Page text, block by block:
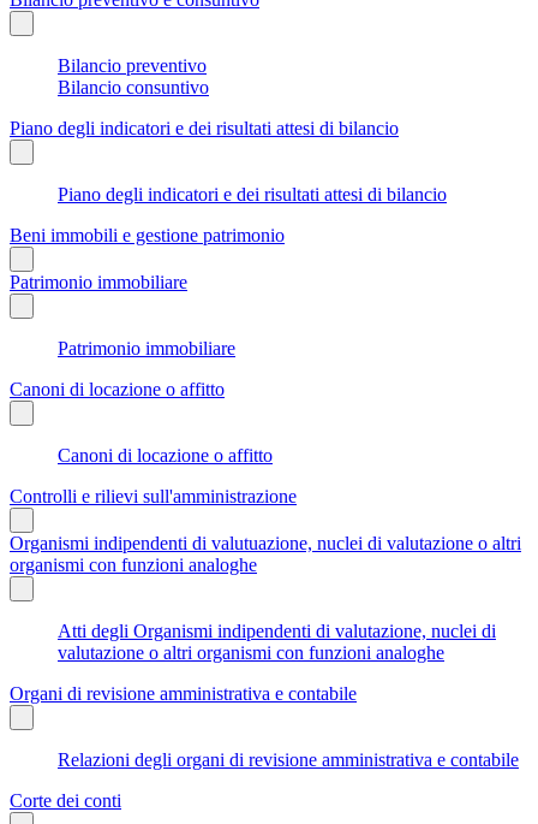
Bilancio preventivo
Bilancio consuntivo
Piano degli indicatori e dei risultati attesi di bilancio
Piano degli indicatori e dei risultati attesi di bilancio
Beni immobili e gestione patrimonio
Patrimonio immobiliare
Patrimonio immobiliare
Canoni di locazione o affitto
Canoni di locazione o affitto
Controlli e rilievi sull'amministrazione
Organismi indipendenti di valutuazione, nuclei di valutazione o altri
organismi con funzioni analoghe
Atti degli Organismi indipendenti di valutazione, nuclei di
valutazione o altri organismi con funzioni analoghe
Organi di revisione amministrativa e contabile
Relazioni degli organi di revisione amministrativa e contabile
Corte dei conti